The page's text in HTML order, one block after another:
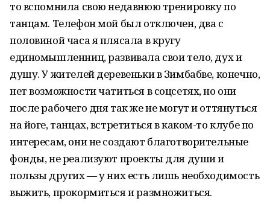
то вспомнила свою недавнюю тренировку по
танцам. Телефон мой был отключен, два с
половиной часа я плясала в кругу
единомышленниц, развивала свои тело, дух и
душу. У жителей деревеньки в Зимбабве, конечно,
нет возможности чатиться в соцсетях, но они
после рабочего дня так же не могут и оттянуться
на йоге, танцах, встретиться в каком-то клубе по
интересам, они не создают благотворительные
фонды, не реализуют проекты для души и
пользы других — у них есть лишь необходимость
выжить, прокормиться и размножиться.